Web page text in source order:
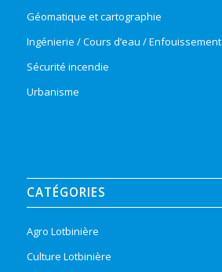
Géomatique et cartographie
Ingénierie / Cours d’eau / Enfouissement
Sécurité incendie
Urbanisme
CATÉGORIES
Agro Lotbinière
Culture Lotbinière